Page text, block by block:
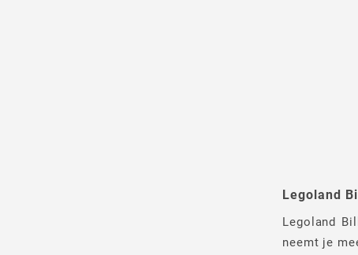
Legoland
Legoland
neemt je